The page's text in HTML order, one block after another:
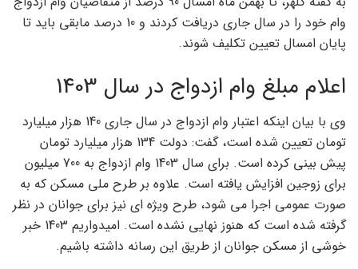
وام خود را در سال جاری دریافت کردند و 10 درصد مابقی باید تا
پایان امسال تعیین تکلیف شوند.
اعلام مبلغ وام ازدواج در سال 1403
وی با بیان اینکه اعتبار وام ازدواج در سال جاری 140 هزار میلیارد
تومان تعیین شده است، گفت: دولت 134 هزار میلیارد تومان
پیش بینی کرده است. برای سال 1403 وام ازدواج به 700 میلیون
برای زوجین افزایش یافته است. علاوه بر طرح ملی مسکن که به
صورت عمومی اجرا می شود، طرح ویژه ای نیز برای جوانان در نظر
گرفته شده است که هنوز نهایی نشده است. امیدواریم 1403 خبر
خوشی از مسکن جوانان از طریق این رسانه داشته باشیم.